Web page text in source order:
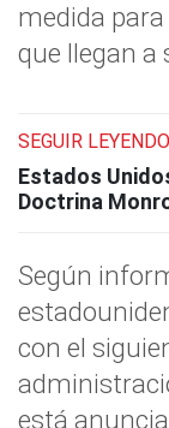
medida
que llegan a
SEGUIR LEYENDO
Estados
Doctrina
Según
con el
está